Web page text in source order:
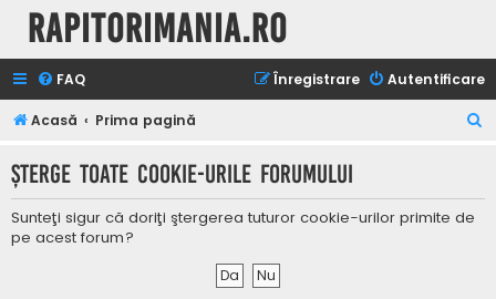
Rapitorimania.ro
FAQ Autentificare
Înregistrare
Acasă Prima pagină
t
Şterge toate cookie-urile forumului
Sunteţi sigur că doriţi ştergerea tuturor cookie-urilor primite de
pe acest forum?